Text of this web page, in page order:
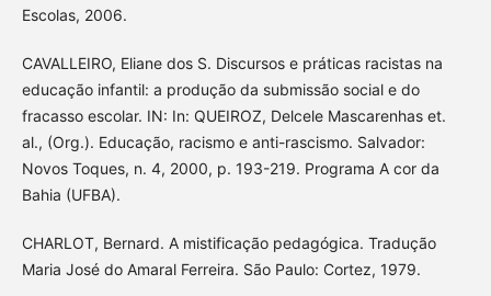
Escolas, 2006.
CAVALLEIRO, Eliane dos S. Discursos e práticas racistas na
educação infantil: a produção da submissão social e do
fracasso escolar. IN: In: QUEIROZ, Delcele Mascarenhas et.
al., (Org.). Educação, racismo e anti-rascismo. Salvador:
Novos Toques, n. 4, 2000, p. 193-219. Programa A cor da
Bahia (UFBA).
CHARLOT, Bernard. A mistificação pedagógica. Tradução
Maria José do Amaral Ferreira. São Paulo: Cortez, 1979.